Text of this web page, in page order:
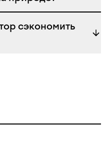
сделают ваш праздник
незабываемым.
сэкономить